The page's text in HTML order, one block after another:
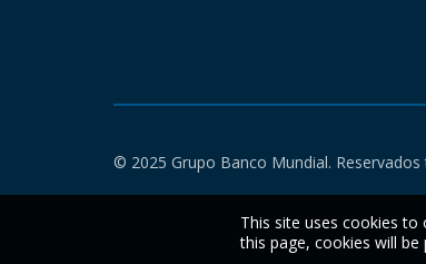
© 2025 Grupo Banco Mundial.
This site uses cookies
this page, cookies will